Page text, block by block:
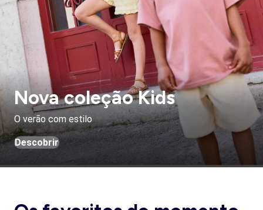
Nova coleção Kids
O verão com estilo
Descobrir